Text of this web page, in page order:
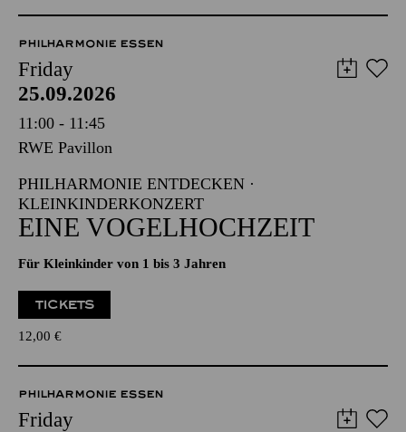
PHILHARMONIE ESSEN
Friday
25.09.2026
11:00 - 11:45
RWE Pavillon
PHILHARMONIE ENTDECKEN ·
KLEINKINDERKONZERT
EINE VOGELHOCHZEIT
Für Kleinkinder von 1 bis 3 Jahren
TICKETS
12,00 €
PHILHARMONIE ESSEN
Friday